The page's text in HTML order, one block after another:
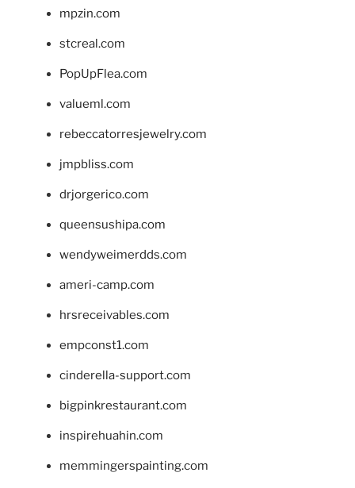
mpzin.com
stcreal.com
PopUpFlea.com
valueml.com
rebeccatorresjewelry.com
jmpbliss.com
drjorgerico.com
queensushipa.com
wendyweimerdds.com
ameri-camp.com
hrsreceivables.com
empconst1.com
cinderella-support.com
bigpinkrestaurant.com
inspirehuahin.com
memmingerspainting.com